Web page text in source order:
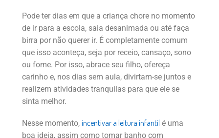
Pode ter dias em que a criança chore no momento
de ir para a escola, saia desanimada ou até faça
birra por não querer ir. É completamente comum
que isso aconteça, seja por receio, cansaço, sono
ou fome. Por isso, abrace seu filho, ofereça
carinho e, nos dias sem aula, divirtam-se juntos e
realizem atividades tranquilas para que ele se
sinta melhor.
Nesse momento, incentivar a leitura infantil é uma
boa ideia, assim como tomar banho com